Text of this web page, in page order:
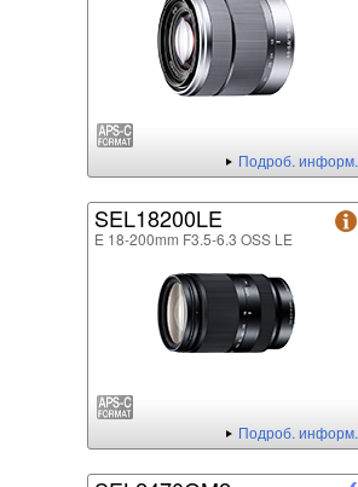
Подроб. информ.
SEL18200LE
E 18-200mm F3.5-6.3 OSS LE
Подроб. информ.